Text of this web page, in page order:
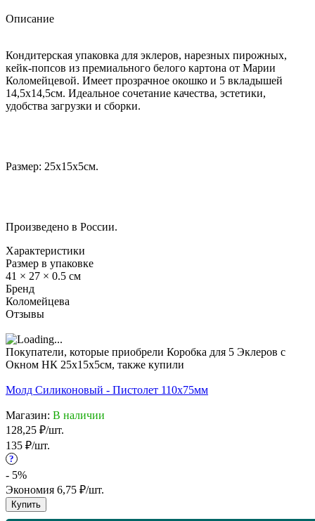
Описание
Кондитерская упаковка для эклеров, нарезных пирожных,
кейк-попсов из премиального белого картона от Марии
Коломейцевой. Имеет прозрачное окошко и 5 вкладышей
14,5х14,5см. Идеальное сочетание качества, эстетики,
удобства загрузки и сборки.
Размер: 25х15х5см.
Произведено в России.
Характеристики
Размер в упаковке
41 × 27 × 0.5 см
Бренд
Коломейцева
Отзывы
Покупатели, которые приобрели Коробка для 5 Эклеров с
Окном НК 25х15х5см, также купили
Молд Силиконовый - Пистолет 110х75мм
Магазин: В наличии
128,25 ₽/шт.
135 ₽/шт.
?
- 5%
Экономия 6,75 ₽/шт.
Купить